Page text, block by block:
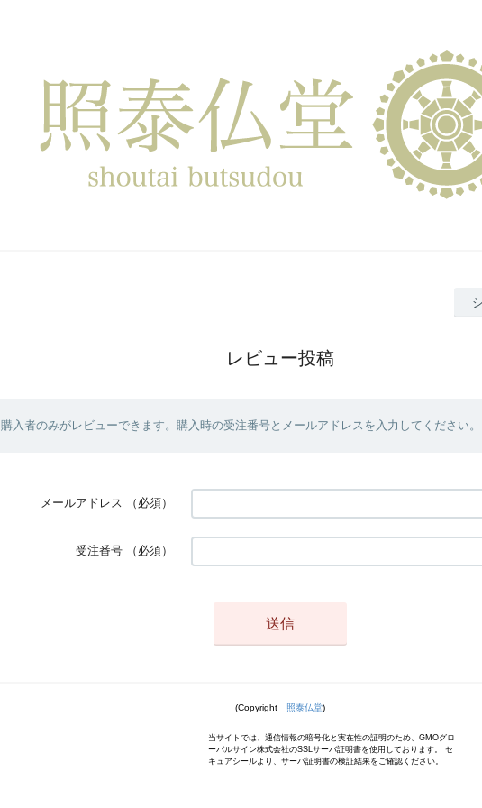
レビュー投稿
購入者のみがレビューできます。購入時の受注番号とメールアドレスを入力してください。
メールアドレス （必須）
受注番号 （必須）
(Copyright 照泰仏堂)
当サイトでは、通信情報の暗号化と実在性の証明のため、GMOグロ
ーバルサイン株式会社のSSLサーバ証明書を使用しております。 セ
キュアシールより、サーバ証明書の検証結果をご確認ください。